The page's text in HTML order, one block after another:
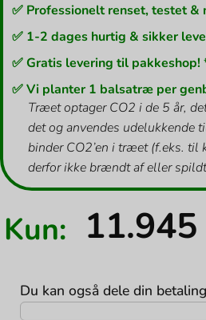
✅ Professionelt renset, testet
✅ 1-2 dages hurtig & sikker
✅ Gratis levering til pakkeshop!
✅ Vi planter 1 balsatræ per
Træet optager CO2 i de 5 år,
det og anvendes udelukkende
binder CO2’en i træet (f.eks.
derfor ikke brændt af eller
Kun: 11.945
Du kan også dele din